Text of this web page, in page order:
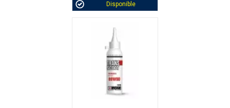
Disponible